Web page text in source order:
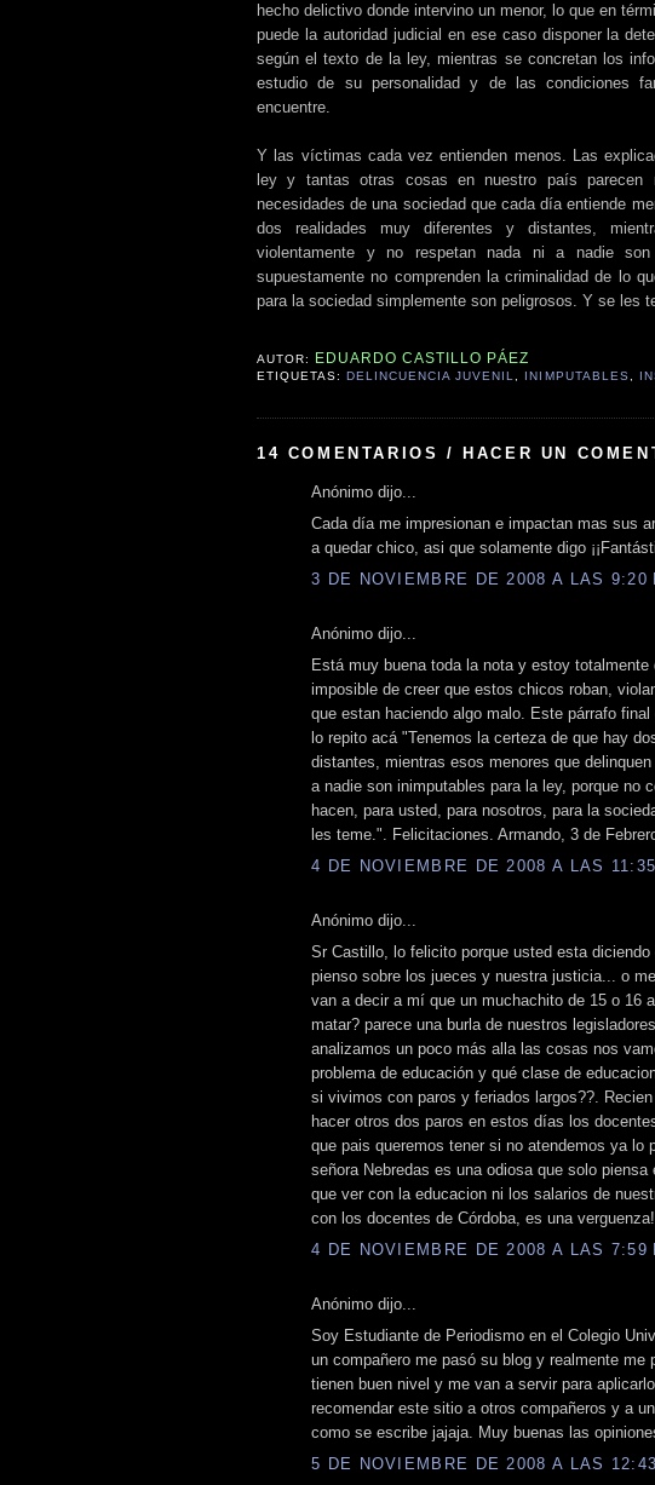
hecho delictivo donde intervino un menor, lo que en
puede la autoridad judicial en ese caso disponer la
según el texto de la ley, mientras se concretan los
estudio de su personalidad y de las condiciones
encuentre.
Y las víctimas cada vez entienden menos. Las
ley y tantas otras cosas en nuestro país
necesidades de una sociedad que cada día entiende
dos realidades muy diferentes y distantes,
violentamente y no respetan nada ni a nadie
supuestamente no comprenden la criminalidad de lo
para la sociedad simplemente son peligrosos. Y se les
AUTOR: EDUARDO CASTILLO PÁEZ
ETIQUETAS:DELINCUENCIA JUVENIL INIMPUTABLES
14 COMENTARIOS / HACER UN
Anónimo dijo...
Cada día me impresionan e impactan mas sus
a quedar chico, asi que solamente digo
3 DE NOVIEMBRE DE 2008 A LAS 9:20
Anónimo dijo...
Está muy buena toda la nota y estoy
imposible de creer que estos chicos roban,
que estan haciendo algo malo. Este párrafo
lo repito acá "Tenemos la certeza de que hay
distantes, mientras esos menores que
a nadie son inimputables para la ley, porque no
hacen, para usted, para nosotros, para la
les teme.". Felicitaciones. Armando, 3 de
4 DE NOVIEMBRE DE 2008 A LAS 11:35
Anónimo dijo...
Sr Castillo, lo felicito porque usted esta
pienso sobre los jueces y nuestra justicia... o
van a decir a mí que un muchachito de 15 o 16
matar? parece una burla de nuestros
analizamos un poco más alla las cosas nos
problema de educación y qué clase de
si vivimos con paros y feriados largos??.
hacer otros dos paros en estos días los
que pais queremos tener si no atendemos ya lo
señora Nebredas es una odiosa que solo
que ver con la educacion ni los salarios de
con los docentes de Córdoba, es una
4 DE NOVIEMBRE DE 2008 A LAS 7:59
Anónimo dijo...
Soy Estudiante de Periodismo en el Colegio
un compañero me pasó su blog y realmente me
tienen buen nivel y me van a servir para
recomendar este sitio a otros compañeros y a
como se escribe jajaja. Muy buenas las
5 DE NOVIEMBRE DE 2008 A LAS 12:43